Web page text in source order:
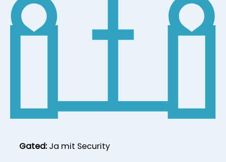
Gated:Ja mit Security